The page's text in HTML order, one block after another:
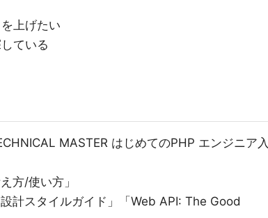
上げたい
ている
MASTER はじめてのPHP エンジニア入
方/使い方」
計スタイルガイド」「Web API: The Good